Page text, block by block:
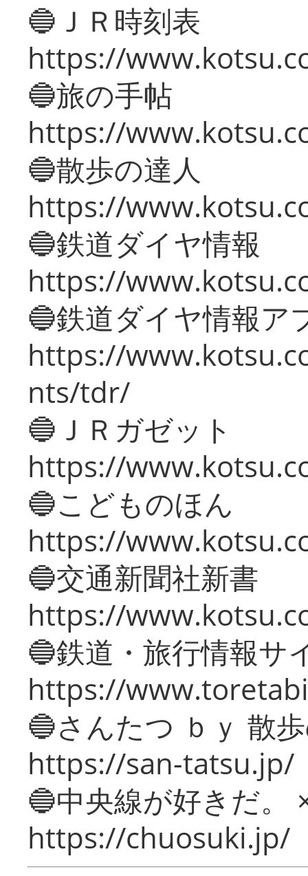
🔵ＪＲ時刻表
https://
🔵旅の手帖
https://
🔵散歩の達人
https://
🔵鉄道ダイヤ情報
https://
🔵鉄道ダイヤ情報ア
https://
nts/tdr/
🔵ＪＲガゼット
https://
🔵こどものほん
https://
🔵交通新聞社新書
https://
🔵鉄道・旅行情報サ
https://
🔵さんたつ ｂｙ 散
https://san-tatsu.jp/
🔵中央線が好きだ。
https://chuosuki.jp/